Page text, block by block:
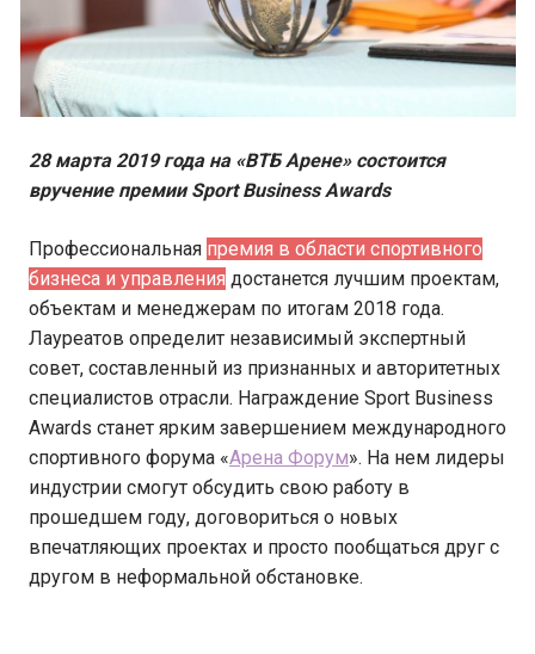
28 марта 2019 года на «ВТБ Арене» состоится
вручение премии Sport Business Awards
Профессиональная премия в области спортивного
бизнеса и управления достанется лучшим проектам,
объектам и менеджерам по итогам 2018 года.
Лауреатов определит независимый экспертный
совет, составленный из признанных и авторитетных
специалистов отрасли. Награждение Sport Business
Awards станет ярким завершением международного
спортивного форума «Арена Форум». На нем лидеры
индустрии смогут обсудить свою работу в
прошедшем году, договориться о новых
впечатляющих проектах и просто пообщаться друг с
другом в неформальной обстановке.